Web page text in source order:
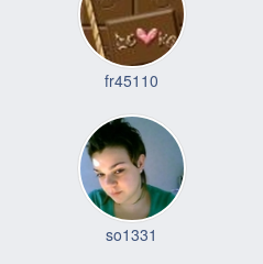
fr45110
so1331